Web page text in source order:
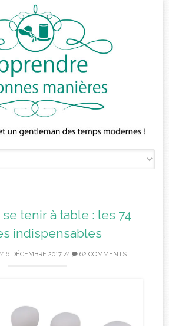
to
tenir à table : les 74
indispensables
6 DÉCEMBRE 2017// 62 COMMENTS